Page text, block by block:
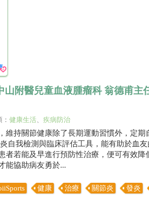
山附醫兒童血液腫瘤科 翁德甫主
健康生活 疾病防治
維持關節健康除了長期運動習慣外，定期
自我檢測與臨床評估工具，能有助於血友
若能及早進行預防性治療，便可有效降
能協助病友勇於...
健康 治療 關節炎 發炎